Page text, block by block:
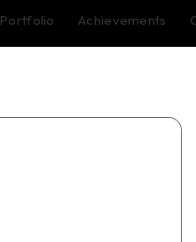
Portfolio Achievements